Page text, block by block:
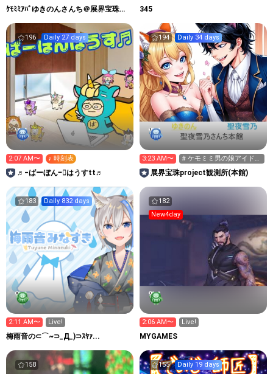
ｹﾓﾐﾐｱﾊﾞゆきのんさんち＠展界宝珠
345
196 Daily 27 days
2:07 AM〜 ♪ 時刻表
♬‒ばーぼん‒ฺはうすtt♬
194 Daily 34 days
3:23 AM〜
# ケモミミ男の娘アイドル
(自称)
展界宝珠project観測所(本館)
183 Daily 832 days
2:11 AM〜 Live!
梅雨音の⊂⌒~⊃_Д_)⊃ｽﾔｧ...
182
New4day
2:06 AM〜 Live!
MYGAMES
158 155 Daily 19 days